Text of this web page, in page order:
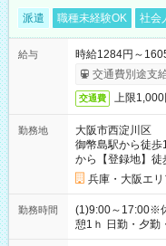
派遣 職種未経験OK 社会
給与
時給1284円～
交通費別途支
交通費 上限1,000
勤務地
大阪市西淀川区
御幣島駅から徒歩
から【登録地】徒
兵庫・大阪エ
勤務時間
(1)9:00～17:00※
憩1ｈ 日勤・夕勤
わせて働けるお仕事です(*^^*) 【そ